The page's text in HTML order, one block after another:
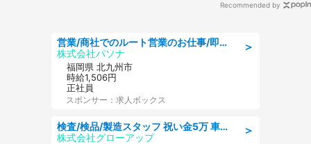
Recommended by
＞
営業/商社でのルート営業のお仕事/即日勤務可/車通勤可/営業
株式会社パソナ
福岡県 北九州市
時給1,506円
正社員
スポンサー：求人ボックス
＞
検査/検品/製造スタッフ 祝い金5万 車のシートにホツレがないか目視チェック
株式会社グローアップ